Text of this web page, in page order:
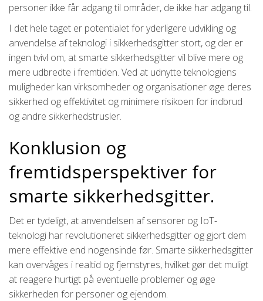
personer ikke får adgang til områder, de ikke har adgang til.
I det hele taget er potentialet for yderligere udvikling og
anvendelse af teknologi i sikkerhedsgitter stort, og der er
ingen tvivl om, at smarte sikkerhedsgitter vil blive mere og
mere udbredte i fremtiden. Ved at udnytte teknologiens
muligheder kan virksomheder og organisationer øge deres
sikkerhed og effektivitet og minimere risikoen for indbrud
og andre sikkerhedstrusler.
Konklusion og
fremtidsperspektiver for
smarte sikkerhedsgitter.
Det er tydeligt, at anvendelsen af sensorer og IoT-
teknologi har revolutioneret sikkerhedsgitter og gjort dem
mere effektive end nogensinde før. Smarte sikkerhedsgitter
kan overvåges i realtid og fjernstyres, hvilket gør det muligt
at reagere hurtigt på eventuelle problemer og øge
sikkerheden for personer og ejendom.